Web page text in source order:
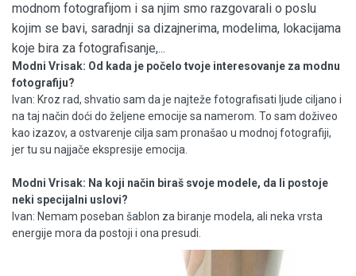
modnom fotografijom i sa njim smo razgovarali o poslu
kojim se bavi, saradnji sa dizajnerima, modelima, lokacijama
koje bira za fotografisanje,...
Modni Vrisak: Od kada je počelo tvoje interesovanje za modnu
fotografiju?
Ivan: Kroz rad, shvatio sam da je najteže fotografisati ljude ciljano i
na taj način doći do željene emocije sa namerom. To sam doživeo
kao izazov, a ostvarenje cilja sam pronašao u modnoj fotografiji,
jer tu su najjače ekspresije emocija.
Modni Vrisak: Na koji način biraš svoje modele, da li postoje
neki specijalni uslovi?
Ivan: Nemam poseban šablon za biranje modela, ali neka vrsta
energije mora da postoji i ona presudi.